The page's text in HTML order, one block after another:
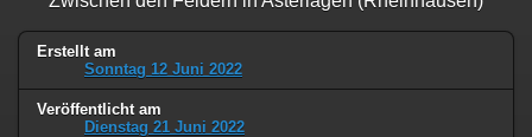
Erstellt am
Sonntag 12 Juni 2022
Veröffentlicht am
Dienstag 21 Juni 2022